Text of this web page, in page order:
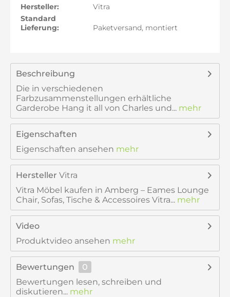
Hersteller:
Vitra
Standard
Lieferung:
Paketversand, montiert
Beschreibung
Die in verschiedenen
Farbzusammenstellungen erhältliche
Garderobe Hang it all von Charles und... mehr
Eigenschaften
Eigenschaften ansehen mehr
Hersteller Vitra
Vitra Möbel kaufen in Amberg – Eames Lounge
Chair, Sofas, Tische & Accessoires Vitra... mehr
Video
Produktvideo ansehen mehr
Bewertungen
0
Bewertungen lesen, schreiben und
diskutieren... mehr